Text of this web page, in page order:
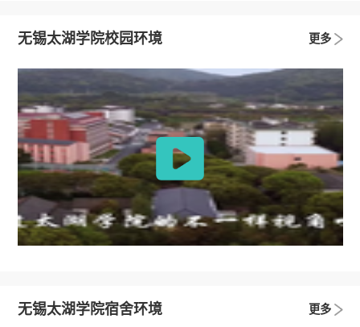
无锡太湖学院校园环境 更多
无锡太湖学院宿舍环境 更多